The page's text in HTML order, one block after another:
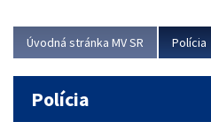
Úvodná stránka MV SR Polícia
Polícia